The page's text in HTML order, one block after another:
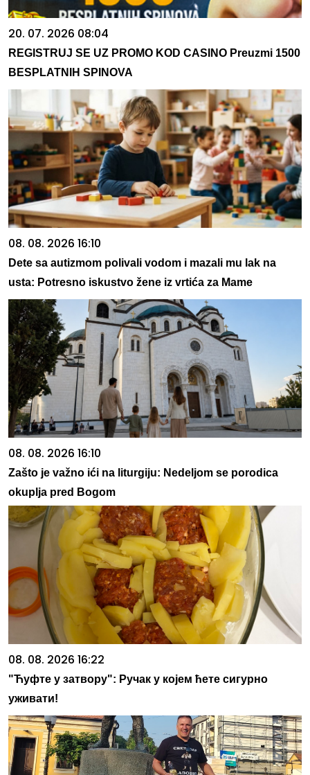
20. 07. 2026 08:04
REGISTRUJ SE UZ PROMO KOD CASINO Preuzmi 1500
BESPLATNIH SPINOVA
08. 08. 2026 16:10
Dete sa autizmom polivali vodom i mazali mu lak na
usta: Potresno iskustvo žene iz vrtića za Mame
08. 08. 2026 16:10
Zašto je važno ići na liturgiju: Nedeljom se porodica
okuplja pred Bogom
08. 08. 2026 16:22
"Ћуфте у затвору": Ручак у којем ћете сигурно
уживати!